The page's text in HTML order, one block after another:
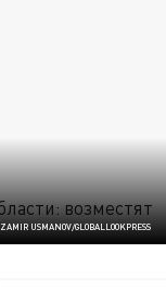
USMANOV/GLOBALLOOKPRESS